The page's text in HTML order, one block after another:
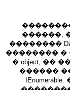
������,
��������
�������� �
� object, ��
������